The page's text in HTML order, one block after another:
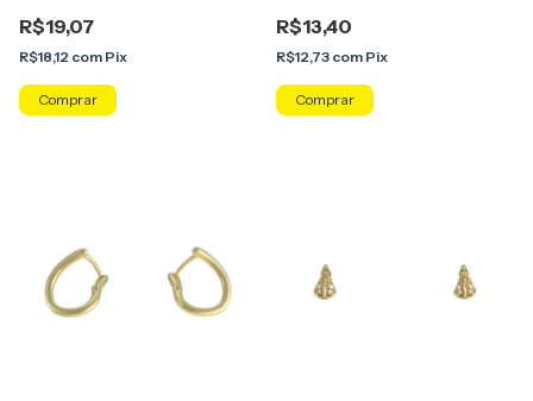
R$19,07
R$18,12 com Pix
R$13,40
R$12,73 com Pix